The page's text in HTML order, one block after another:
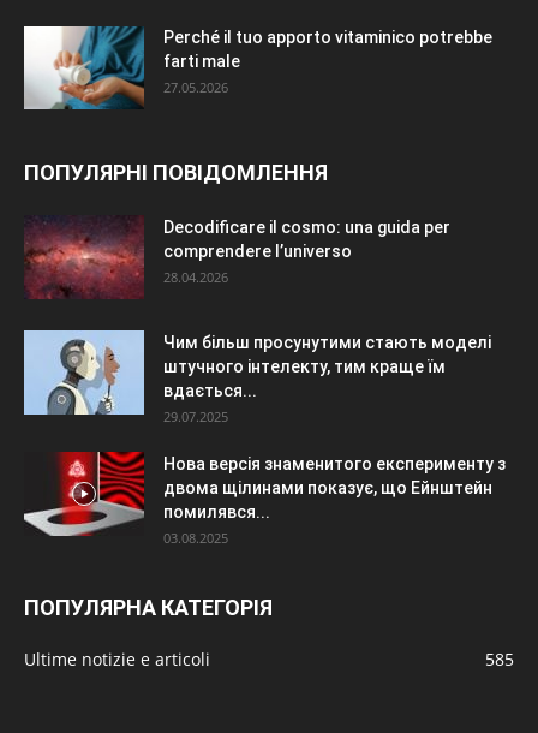
Perché il tuo apporto vitaminico potrebbe
farti male
27.05.2026
ПОПУЛЯРНІ ПОВІДОМЛЕННЯ
Decodificare il cosmo: una guida per
comprendere l’universo
28.04.2026
Чим більш просунутими стають моделі
штучного інтелекту, тим краще їм
вдається...
29.07.2025
Нова версія знаменитого експерименту з
двома щілинами показує, що Ейнштейн
помилявся...
03.08.2025
ПОПУЛЯРНА КАТЕГОРІЯ
Ultime notizie e articoli 585